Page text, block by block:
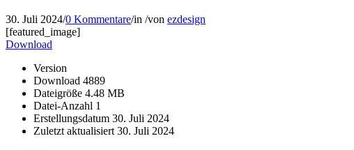
30. Juli 2024/0 Kommentare/in /von ezdesign
[featured_image]
Download
Version
Download 4889
Dateigröße 4.48 MB
Datei-Anzahl 1
Erstellungsdatum 30. Juli 2024
Zuletzt aktualisiert 30. Juli 2024